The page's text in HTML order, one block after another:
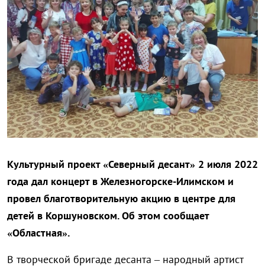
Культурный проект «Северный десант» 2 июля 2022
года дал концерт в Железногорске-Илимском и
провел благотворительную акцию в центре для
детей в Коршуновском. Об этом сообщает
«Областная».
В творческой бригаде десанта – народный артист